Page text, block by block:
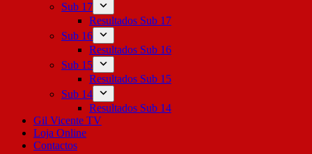
Sub 17
Resultados Sub 17
Sub 16
Resultados Sub 16
Sub 15
Resultados Sub 15
Sub 14
Resultados Sub 14
Gil Vicente TV
Loja Online
Contactos